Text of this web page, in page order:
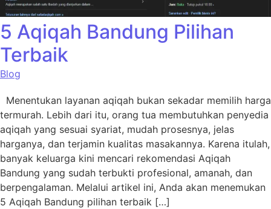
5 Aqiqah Bandung Pilihan
Terbaik
Blog
Menentukan layanan aqiqah bukan sekadar memilih harga
termurah. Lebih dari itu, orang tua membutuhkan penyedia
aqiqah yang sesuai syariat, mudah prosesnya, jelas
harganya, dan terjamin kualitas masakannya. Karena itulah,
banyak keluarga kini mencari rekomendasi Aqiqah
Bandung yang sudah terbukti profesional, amanah, dan
berpengalaman. Melalui artikel ini, Anda akan menemukan
5 Aqiqah Bandung pilihan terbaik […]